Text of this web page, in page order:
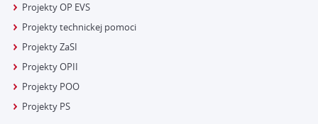
Projekty OP EVS
Projekty technickej pomoci
Projekty ZaSI
Projekty OPII
Projekty POO
Projekty PS